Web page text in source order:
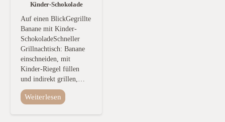
Kinder-Schokolade
Auf einen BlickGegrillte
Banane mit Kinder-
SchokoladeSchneller
Grillnachtisch: Banane
einschneiden, mit
Kinder-Riegel füllen
und indirekt grillen,…
Weiterlesen